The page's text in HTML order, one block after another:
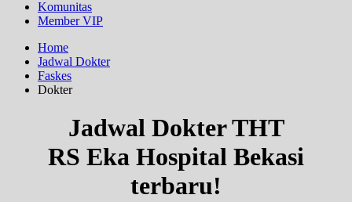
Komunitas
Member VIP
Home
Jadwal Dokter
Faskes
Dokter
Jadwal Dokter THT
RS Eka Hospital Bekasi
terbaru!